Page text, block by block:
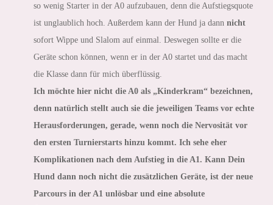
so wenig Starter in der A0 aufzubauen, denn die Aufstiegsquote
ist unglaublich hoch. Außerdem kann der Hund ja dann nicht
sofort Wippe und Slalom auf einmal. Deswegen sollte er die
Geräte schon können, wenn er in der A0 startet und das macht
die Klasse dann für mich überflüssig.
Ich möchte hier nicht die A0 als „Kinderkram“ bezeichnen,
denn natürlich stellt auch sie die jeweiligen Teams vor echte
Herausforderungen, gerade, wenn noch die Nervosität vor
den ersten Turnierstarts hinzu kommt. Ich sehe eher
Komplikationen nach dem Aufstieg in die A1. Kann Dein
Hund dann noch nicht die zusätzlichen Geräte, ist der neue
Parcours in der A1 unlösbar und eine absolute